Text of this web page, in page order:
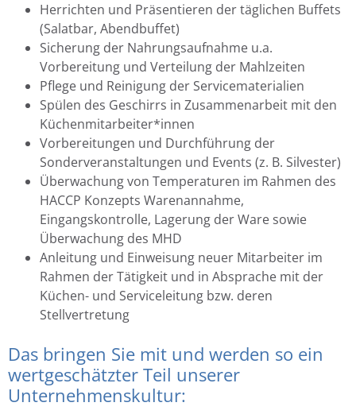
Herrichten und Präsentieren der täglichen Buffets
(Salatbar, Abendbuffet)
Sicherung der Nahrungsaufnahme u.a.
Vorbereitung und Verteilung der Mahlzeiten
Pflege und Reinigung der Servicematerialien
Spülen des Geschirrs in Zusammenarbeit mit den
Küchenmitarbeiter*innen
Vorbereitungen und Durchführung der
Sonderveranstaltungen und Events (z. B. Silvester)
Überwachung von Temperaturen im Rahmen des
HACCP Konzepts Warenannahme,
Eingangskontrolle, Lagerung der Ware sowie
Überwachung des MHD
Anleitung und Einweisung neuer Mitarbeiter im
Rahmen der Tätigkeit und in Absprache mit der
Küchen- und Serviceleitung bzw. deren
Stellvertretung
Das bringen Sie mit und werden so ein
wertgeschätzter Teil unserer
Unternehmenskultur: